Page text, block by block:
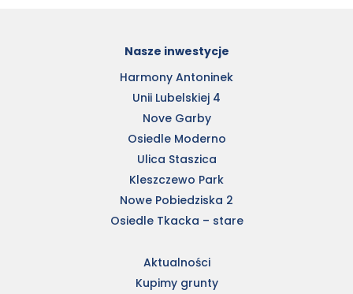
Nasze inwestycje
Harmony Antoninek
Unii Lubelskiej 4
Nove Garby
Osiedle Moderno
Ulica Staszica
Kleszczewo Park
Nowe Pobiedziska 2
Osiedle Tkacka – stare
Aktualności
Kupimy grunty